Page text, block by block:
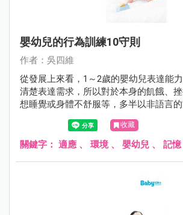
嬰幼兒的行為訓練10守則
作者：吳四維
從發展上來看，1～2歲的嬰幼兒表達能
清楚表達需求，所以對於本身的飢餓、挫
想睡覺或身體不舒服等，多半以非語言的
或者打照顧者來吸引大人的注意以獲得
照顧者卻把這些行為當成是暴力行為的
著去解讀這些行為的背後意義，不要把這
收藏
關鍵字： 適應 、 環境、 嬰幼兒 、 記憶